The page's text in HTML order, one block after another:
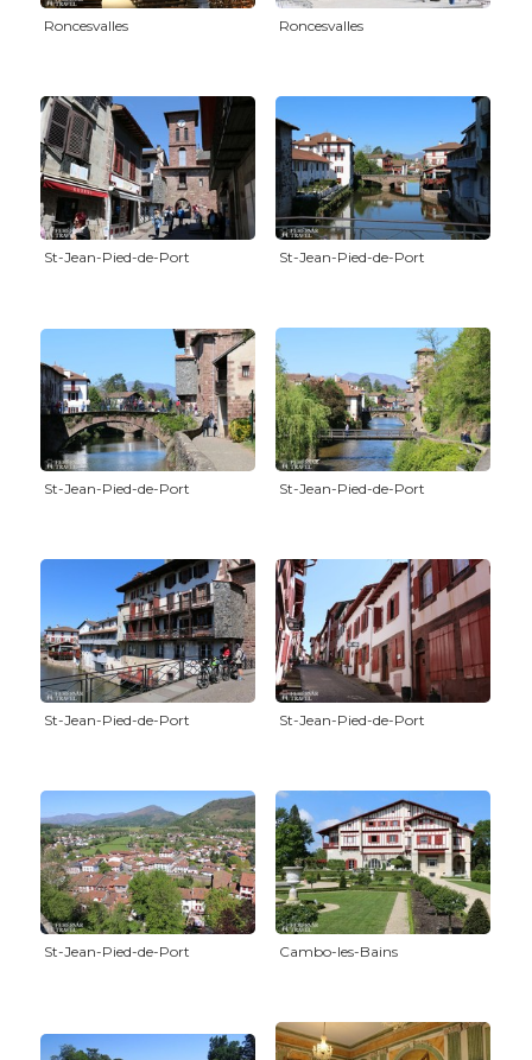
Roncesvalles Roncesvalles
St-Jean-Pied-de-Port St-Jean-Pied-de-Port
St-Jean-Pied-de-Port St-Jean-Pied-de-Port
St-Jean-Pied-de-Port St-Jean-Pied-de-Port
St-Jean-Pied-de-Port Cambo-les-Bains